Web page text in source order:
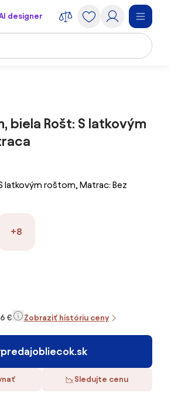
designer
biela Rošt: S latkovým
latkovým roštom, Matrac: Bez
+8
€ Zobraziť históriu ceny
Sledujte cenu